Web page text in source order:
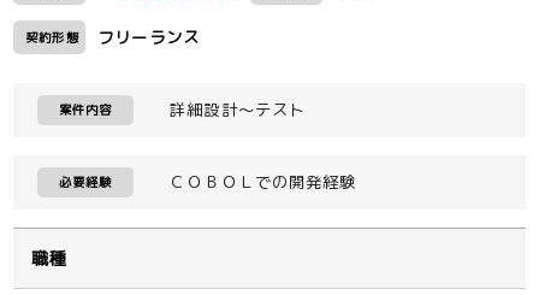
契約形態 フリーランス
案件内容 詳細設計～テスト
必要経験 ＣＯＢＯＬでの開発経験
職種